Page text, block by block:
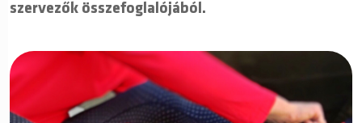
szervezők összefoglalójából.